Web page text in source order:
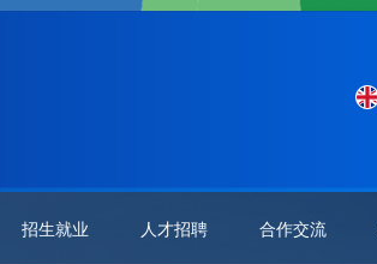
招生就业 人才招聘 合作交流